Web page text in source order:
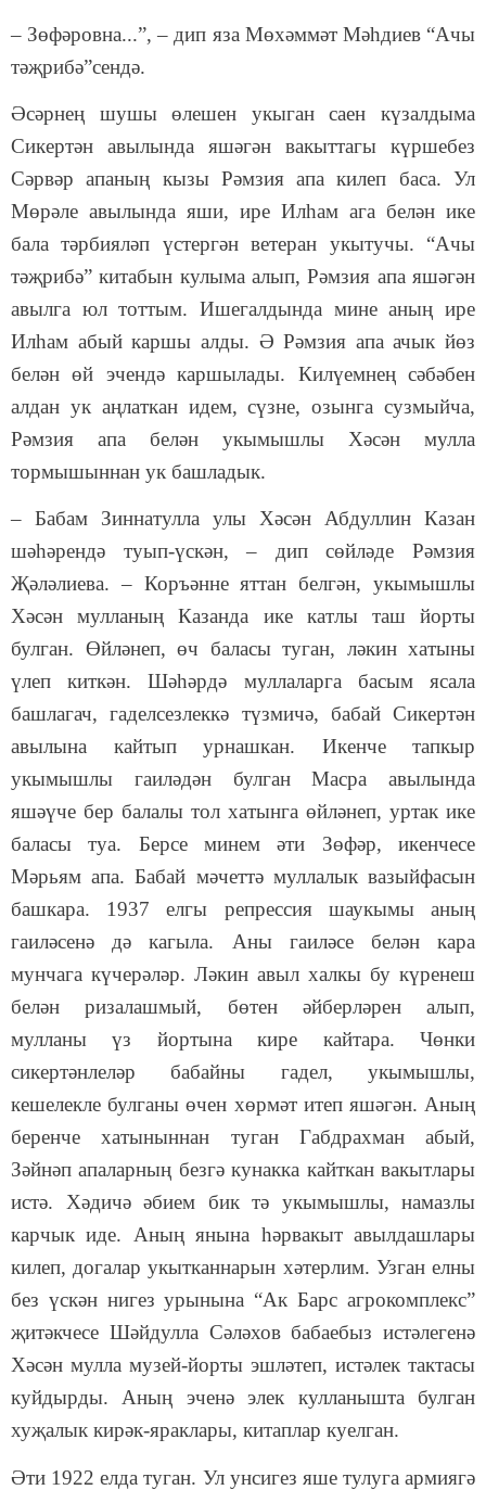
– Зөфәровна...”, – дип яза Мөхәммәт Мәһдиев “Ачы
тәҗрибә”сендә.
Әсәрнең шушы өлешен укыган саен күзалдыма
Сикертән авылында яшәгән вакыттагы күршебез
Сәрвәр апаның кызы Рәмзия апа килеп баса. Ул
Мөрәле авылында яши, ире Илһам ага белән ике
бала тәрбияләп үстергән ветеран укытучы. “Ачы
тәҗрибә” китабын кулыма алып, Рәмзия апа яшәгән
авылга юл тоттым. Ишегалдында мине аның ире
Илһам абый каршы алды. Ә Рәмзия апа ачык йөз
белән өй эчендә каршылады. Килүемнең сәбәбен
алдан ук аңлаткан идем, сүзне, озынга сузмыйча,
Рәмзия апа белән укымышлы Хәсән мулла
тормышыннан ук башладык.
– Бабам Зиннатулла улы Хәсән Абдуллин Казан
шәһәрендә туып-үскән, – дип сөйләде Рәмзия
Җәләлиева. – Коръәнне яттан белгән, укымышлы
Хәсән мулланың Казанда ике катлы таш йорты
булган. Өйләнеп, өч баласы туган, ләкин хатыны
үлеп киткән. Шәһәрдә муллаларга басым ясала
башлагач, гаделсезлеккә түзмичә, бабай Сикертән
авылына кайтып урнашкан. Икенче тапкыр
укымышлы гаиләдән булган Масра авылында
яшәүче бер балалы тол хатынга өйләнеп, уртак ике
баласы туа. Берсе минем әти Зөфәр, икенчесе
Мәрьям апа. Бабай мәчеттә муллалык вазыйфасын
башкара. 1937 елгы репрессия шаукымы аның
гаиләсенә дә кагыла. Аны гаиләсе белән кара
мунчага күчерәләр. Ләкин авыл халкы бу күренеш
белән ризалашмый, бөтен әйберләрен алып,
мулланы үз йортына кире кайтара. Чөнки
сикертәнлеләр бабайны гадел, укымышлы,
кешелекле булганы өчен хөрмәт итеп яшәгән. Аның
беренче хатыныннан туган Габдрахман абый,
Зәйнәп апаларның безгә кунакка кайткан вакытлары
истә. Хәдичә әбием бик тә укымышлы, намазлы
карчык иде. Аның янына һәрвакыт авылдашлары
килеп, догалар укытканнарын хәтерлим. Узган елны
без үскән нигез урынына “Ак Барс агрокомплекс”
җитәкчесе Шәйдулла Сәләхов бабаебыз истәлегенә
Хәсән мулла музей-йорты эшләтеп, истәлек тактасы
куйдырды. Аның эченә элек кулланышта булган
хуҗалык кирәк-яраклары, китаплар куелган.
Әти 1922 елда туган. Ул унсигез яше тулуга армиягә